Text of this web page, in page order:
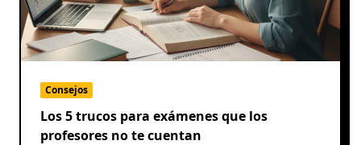
Consejos
Los 5 trucos para exámenes que los
profesores no te cuentan